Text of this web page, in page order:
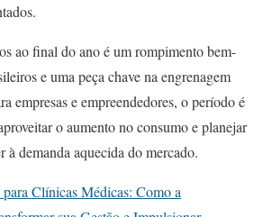
ao final do ano é um rompimento bem-
e uma peça chave na engrenagem
empresas e empreendedores, o período é
o aumento no consumo e planejar
à demanda aquecida do mercado.
Clínicas Médicas: Como a